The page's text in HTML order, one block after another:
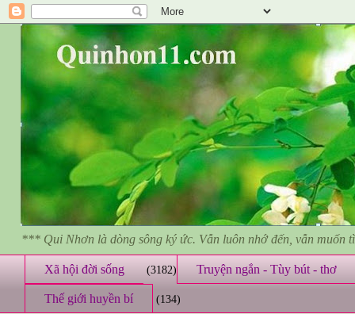
*** Qui Nhơn là dòng sông ký ức. Vẫn luôn nhớ đến, vẫn muốn
Xã hội đời sống (3182) Truyện ngắn - Tùy bút - thơ
Thế giới huyền bí (134)